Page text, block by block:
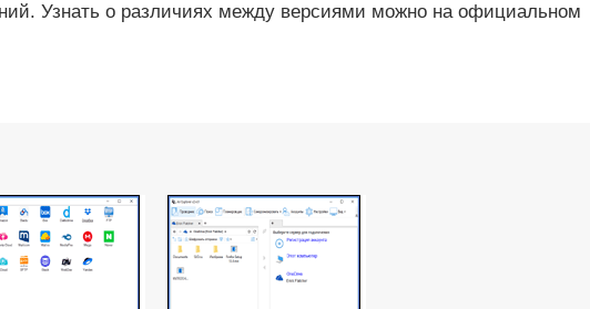
Узнать о различиях между версиями можно на официальном